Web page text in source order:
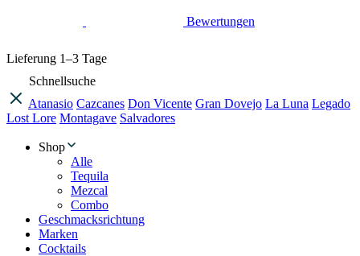
Bewertungen
Lieferung 1–3 Tage
Schnellsuche
Atanasio Cazcanes Don Vicente Gran Dovejo La Luna Legado
Lost Lore Montagave Salvadores
Shop
Alle
Tequila
Mezcal
Combo
Geschmacksrichtung
Marken
Cocktails